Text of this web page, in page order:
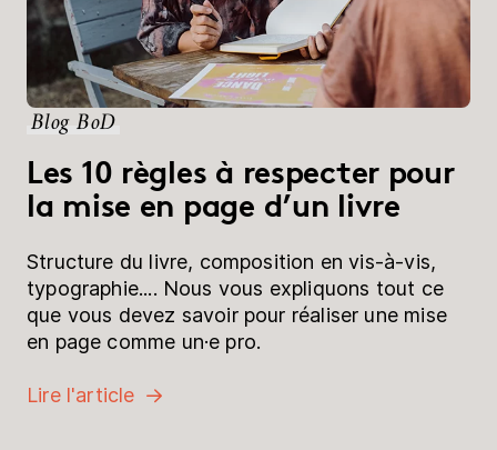
Blog BoD
Les 10 règles à respecter pour
la mise en page d’un livre
Structure du livre, composition en vis-à-vis,
typographie.... Nous vous expliquons tout ce
que vous devez savoir pour réaliser une mise
en page comme un·e pro.
Lire l'article